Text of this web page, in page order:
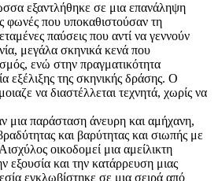
εξαντλήθηκε σε μια επανάληψη
φωνές που υποκαθιστούσαν τη
παύσεις που αντί να γεννούν
μεγάλα σκηνικά κενά που
ενώ στην πραγματικότητα
εξέλιξης της σκηνικής δράσης. Ο
να διαστέλλεται τεχνητά, χωρίς να
παράσταση άνευρη και αμήχανη,
και βαρύτητας και σιωπής με
οικοδομεί μια αμείλικτη
εξουσία και την κατάρρευση μιας
εγκλωβίστηκε σε μια σειρά από